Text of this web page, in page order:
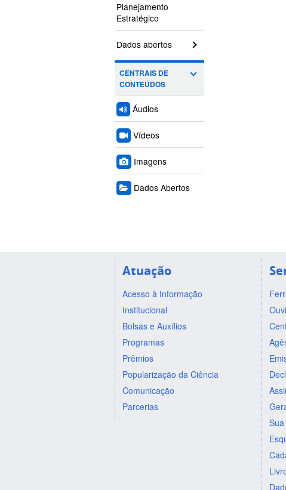
Planejamento
Estratégico
Dados abertos
CENTRAIS DE
CONTEÚDOS
Áudios
Vídeos
Imagens
Dados Abertos
Atuação
Acesso à Informação
Institucional
Bolsas e Auxílios
Programas
Prêmios
Popularização da Ciência
Comunicação
Parcerias